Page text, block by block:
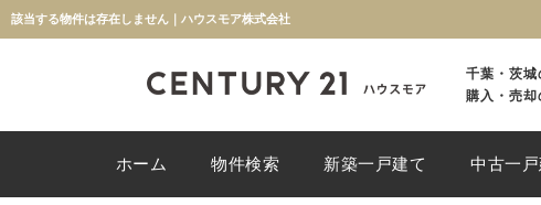
該当する物件は存在しません｜ハウスモア株式会社
千葉・茨城
購入・売
ホーム 物件検索 新築一戸建て 中古一戸